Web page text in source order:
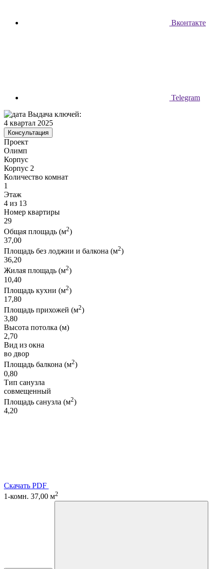
Вконтакте
Telegram
Выдача ключей:
4 квартал 2025
Консультация
Проект
Олимп
Корпус
Корпус 2
Количество комнат
1
Этаж
4 из 13
Номер квартиры
29
Общая площадь (м2)
37,00
Площадь без лоджии и балкона (м2)
36,20
Жилая площадь (м2)
10,40
Площадь кухни (м2)
17,80
Площадь прихожей (м2)
3,80
Высота потолка (м)
2,70
Вид из окна
во двор
Площадь балкона (м2)
0,80
Тип санузла
совмещенный
Площадь санузла (м2)
4,20
Скачать PDF
1-комн. 37,00 м2